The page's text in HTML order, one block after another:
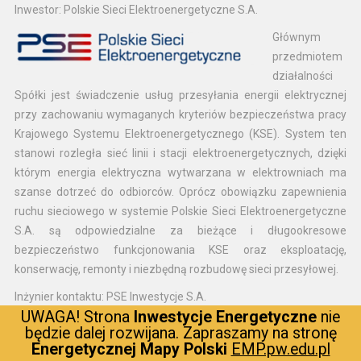
Inwestor: Polskie Sieci Elektroenergetyczne S.A.
Głównym
przedmiotem
działalności
Spółki jest świadczenie usług przesyłania energii elektrycznej
przy zachowaniu wymaganych kryteriów bezpieczeństwa pracy
Krajowego Systemu Elektroenergetycznego (KSE). System ten
stanowi rozległa sieć linii i stacji elektroenergetycznych, dzięki
którym energia elektryczna wytwarzana w elektrowniach ma
szanse dotrzeć do odbiorców. Oprócz obowiązku zapewnienia
ruchu sieciowego w systemie Polskie Sieci Elektroenergetyczne
S.A. są odpowiedzialne za bieżące i długookresowe
bezpieczeństwo funkcjonowania KSE oraz eksploatację,
konserwację, remonty i niezbędną rozbudowę sieci przesyłowej.
Inżynier kontaktu: PSE Inwestycje S.A.
To spółka
należąca do
UWAGA! Strona Inwestycje Energetyczne nie
będzie dalej rozwijana. Zapraszamy na stronę
Energetycznej Mapy Polski EMP.pw.edu.pl